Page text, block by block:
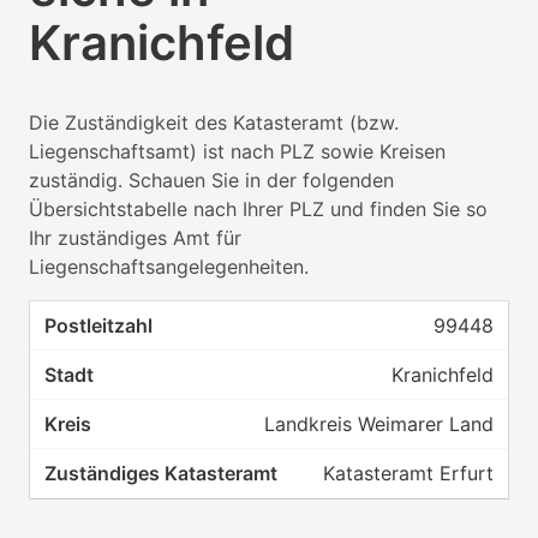
Kranichfeld
Die Zuständigkeit des Katasteramt (bzw.
Liegenschaftsamt) ist nach PLZ sowie Kreisen
zuständig. Schauen Sie in der folgenden
Übersichtstabelle nach Ihrer PLZ und finden Sie so
Ihr zuständiges Amt für
Liegenschaftsangelegenheiten.
99448
Kranichfeld
Landkreis Weimarer Land
Katasteramt Erfurt